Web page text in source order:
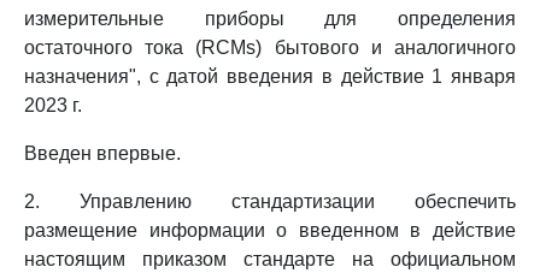
измерительные приборы для определения
остаточного тока (RCMs) бытового и аналогичного
назначения", с датой введения в действие 1 января
2023 г.
Введен впервые.
2. Управлению стандартизации обеспечить
размещение информации о введенном в действие
настоящим приказом стандарте на официальном